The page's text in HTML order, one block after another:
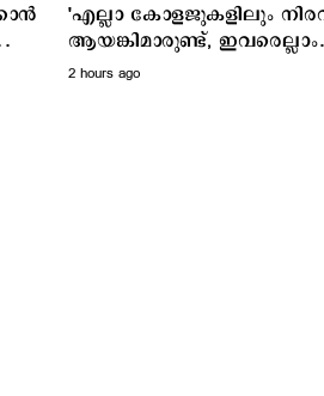
'എല്ലാ കോളജുകളിലും
ആയങ്കിമാരുണ്ട്, ഇവരെല്ലാം
എംഎൽഎയും മേയറും
2 hours ago